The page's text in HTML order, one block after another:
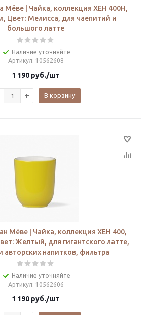
Мёве | Чайка, коллекция ХЕН 400H,
Цвет: Мелисса, для чаепитий и
большого латте
Наличие уточняйте
Артикул: 10562608
1 190 руб./шт
В корзину
Мёве | Чайка, коллекция ХЕН 400,
Желтый, для гигантского латте,
авторских напитков, фильтра
Наличие уточняйте
Артикул: 10562606
1 190 руб./шт